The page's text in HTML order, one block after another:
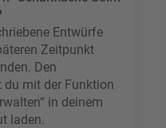
Entwürfe
Zeitpunkt
Den
du mit der Funktion
in deinem
laden.